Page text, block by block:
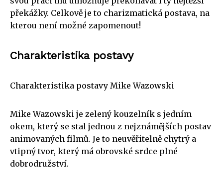
překážky. Celkově je to charizmatická postava, na
kterou není možné zapomenout!
Charakteristika postavy
Charakteristika postavy Mike Wazowski
Mike Wazowski je zelený kouzelník s jedním
okem, který se stal jednou z nejznámějších postav
animovaných filmů. Je to neuvěřitelně chytrý a
vtipný tvor, který má obrovské srdce plné
dobrodružství.